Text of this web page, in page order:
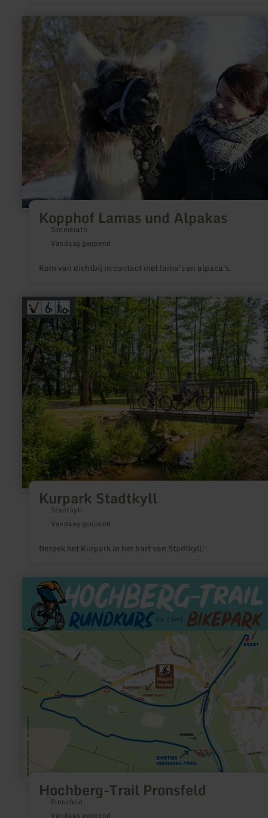
Kopphof Lamas und Alpakas
Simmerath
Vandaag geopend
Kom van dichtbij in contact met lama's en alpaca's.
informatie
over:
Kopphof
Lamas
und
Alpakas
Kurpark Stadtkyll
Stadtkyll
Vandaag geopend
Bezoek het Kurpark in het hart van Stadtkyll!
meer
informatie
over:
Kurpark
Stadtkyll
Hochberg-Trail Pronsfeld
Pronsfeld
Vandaag geopend
informatie
over:
Hochberg-
Trail
Pronsfeld